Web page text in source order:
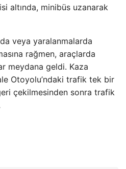
altında, minibüs uzanarak
veya yaralanmalarda
rağmen, araçlarda
meydana geldi. Kaza
Otoyolu’ndaki trafik tek bir
çekilmesinden sonra trafik